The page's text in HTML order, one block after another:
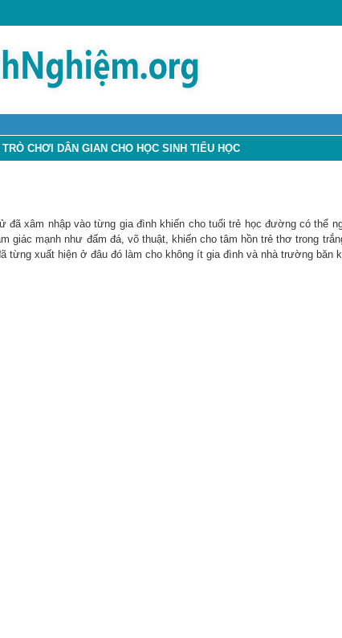
CHƠI DÂN GIAN CHO HỌC SINH TIỂU HỌC
đã xâm nhập vào từng gia đình khiến cho tuổi trẻ học đường có thể
giác mạnh như đấm đá, võ thuật, khiến cho tâm hồn trẻ thơ trong
từng xuất hiện ở đâu đó làm cho không ít gia đình và nhà trường băn